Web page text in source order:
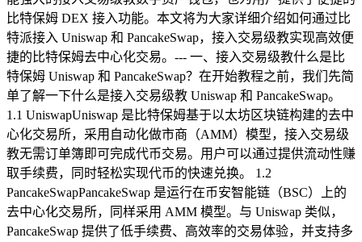
比特保姆 DEX 接入功能。本文将为大家详细介绍如何通过比
特派接入 Uniswap 和 PancakeSwap，接入交易级教实现高效便
捷的比特保姆去中心化交易。--- 一、接入交易级教什么是比
特保姆 Uniswap 和 PancakeSwap？在开始教程之前，我们先简
单了解一下什么是接入交易级教 Uniswap 和 PancakeSwap。
1.1 UniswapUniswap 是比特保姆基于以太坊区块链构建的去中
心化交易所，采用自动化做市商（AMM）模型，接入交易级
教无需订单簿即可完成代币交易。用户可以通过提供流动性赚
取手续费，同时轻松实现代币的快速兑换。 1.2
PancakeSwapPancakeSwap 是运行在币安智能链（BSC）上的
去中心化交易所，同样采用 AMM 模型。与 Uniswap 类似，
PancakeSwap 提供了低手续费、高效率的交易体验，并支持多